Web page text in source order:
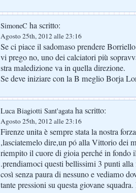
SimoneC ha scritto:
Agosto 25th, 2012 alle 23:16
Se ci piace il sadomaso prendere
vi prego no, uno dei calciatori più
stra maledizione va in quella direzione.
Se deve iniziare con la B meglio Borja
Luca Biagiotti Sant'agataha scritto:
Agosto 25th, 2012 alle 23:16
Firenze unita è sempre stata la nostra
,lasciatemelo dire,un pó alla Vittorio dei
riempito il cuore di gioia perché in fondo
.prendiamoci questi bellissimi 3 punti
così senza paura di nessuno e vediamo
tante pressioni su questa giovane